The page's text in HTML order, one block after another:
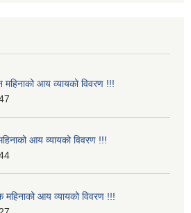
आय व्यायको विवरण !!!
आय व्यायको विवरण !!!
आय व्यायको विवरण !!!